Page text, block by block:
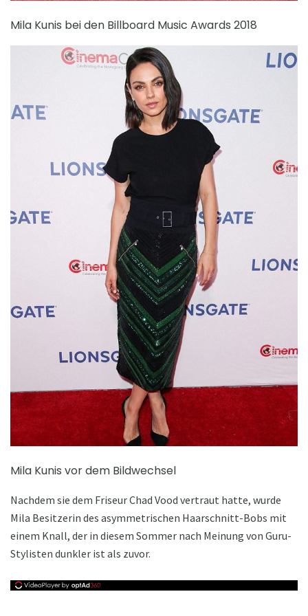
Mila Kunis bei den Billboard Music Awards 2018
Mila Kunis vor dem Bildwechsel
Nachdem sie dem Friseur Chad Vood vertraut hatte, wurde
Mila Besitzerin des asymmetrischen Haarschnitt-Bobs mit
einem Knall, der in diesem Sommer nach Meinung von Guru-
Stylisten dunkler ist als zuvor.